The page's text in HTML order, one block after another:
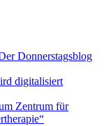
Donnerstagsblog
digitalisiert
Zentrum für